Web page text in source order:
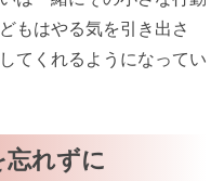
もはやる気を引き出さ
てくれるようになってい
れずに